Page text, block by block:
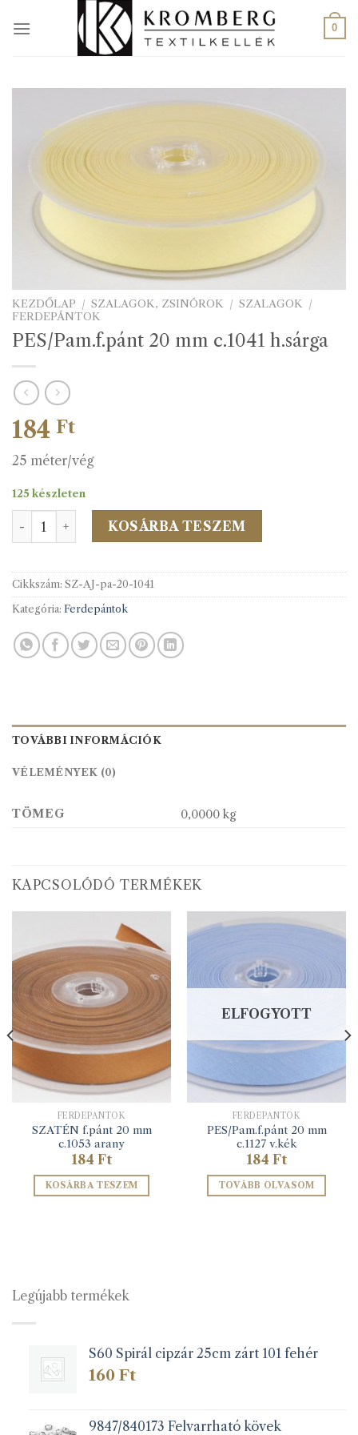
0
KEZDŐLAP / SZALAGOK, ZSINÓROK / SZALAGOK /
FERDEPÁNTOK
PES/Pam.f.pánt 20 mm c.1041 h.sárga
184 Ft
25 méter/vég
125 készleten
PES/Pam.f.pánt 20 mm c.1041 h.sárga mennyiség
KOSÁRBA TESZEM
Cikkszám: SZ-AJ-pa-20-1041
Kategória: Ferdepántok
TOVÁBBI INFORMÁCIÓK
VÉLEMÉNYEK (0)
TÖMEG 0,0000 kg
KAPCSOLÓDÓ TERMÉKEK
FERDEPÁNTOK
SZATÉN f.pánt 20 mm
c.1053 arany
184 Ft
KOSÁRBA TESZEM
ELFOGYOTT
FERDEPÁNTOK
PES/Pam.f.pánt 20 mm
c.1127 v.kék
184 Ft
TOVÁBB OLVASOM
Legújabb termékek
S60 Spirál cipzár 25cm zárt 101 fehér
160 Ft
9847/840173 Felvarrható kövek